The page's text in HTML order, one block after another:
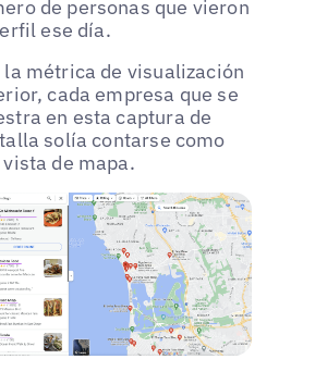
de personas que vieron
ese día.
la métrica de visualización
cada empresa que se
en esta captura de
solía contarse como
vista de mapa.